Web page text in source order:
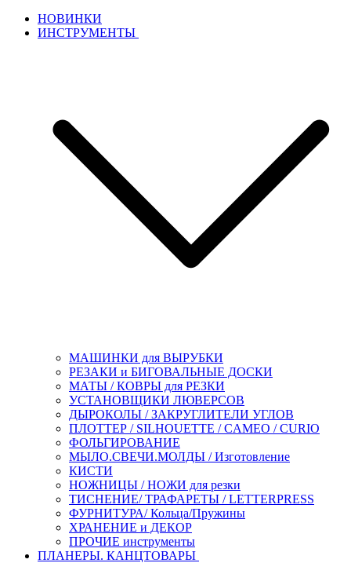
НОВИНКИ
ИНСТРУМЕНТЫ
МАШИНКИ для ВЫРУБКИ
РЕЗАКИ и БИГОВАЛЬНЫЕ ДОСКИ
МАТЫ / КОВРЫ для РЕЗКИ
УСТАНОВЩИКИ ЛЮВЕРСОВ
ДЫРОКОЛЫ / ЗАКРУГЛИТЕЛИ УГЛОВ
ПЛОТТЕР / SILHOUETTE / CAMEO / CURIO
ФОЛЬГИРОВАНИЕ
МЫЛО.СВЕЧИ.МОЛДЫ / Изготовление
КИСТИ
НОЖНИЦЫ / НОЖИ для резки
ТИСНЕНИЕ/ ТРАФАРЕТЫ / LETTERPRESS
ФУРНИТУРА/ Кольца/Пружины
ХРАНЕНИЕ и ДЕКОР
ПРОЧИЕ инструменты
ПЛАНЕРЫ. КАНЦТОВАРЫ